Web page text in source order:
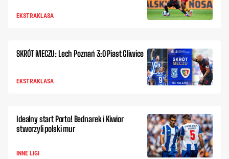
EKSTRAKLASA
SKRÓT MECZU: Lech Poznań 3:0 Piast Gliwice
EKSTRAKLASA
Idealny start Porto! Bednarek i Kiwior
stworzyli polski mur
INNE LIGI